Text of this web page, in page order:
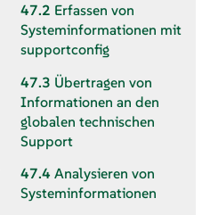
47.2 Erfassen von
Systeminformationen mit
supportconfig
47.3 Übertragen von
Informationen an den
globalen technischen
Support
47.4 Analysieren von
Systeminformationen